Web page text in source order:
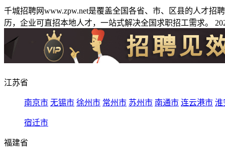
千城招聘网www.zpw.net是覆盖全国各省、市、区县的人才
历，企业可直招本地人才，一站式解决全国求职招工需求。
江苏省
南京市 无锡市 徐州市 常州市 苏州市 南通市 连云港市 淮
宿迁市
福建省